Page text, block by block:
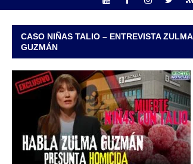
CASO NIÑAS TALIO – ENTREVISTA ZULMA
GUZMÁN